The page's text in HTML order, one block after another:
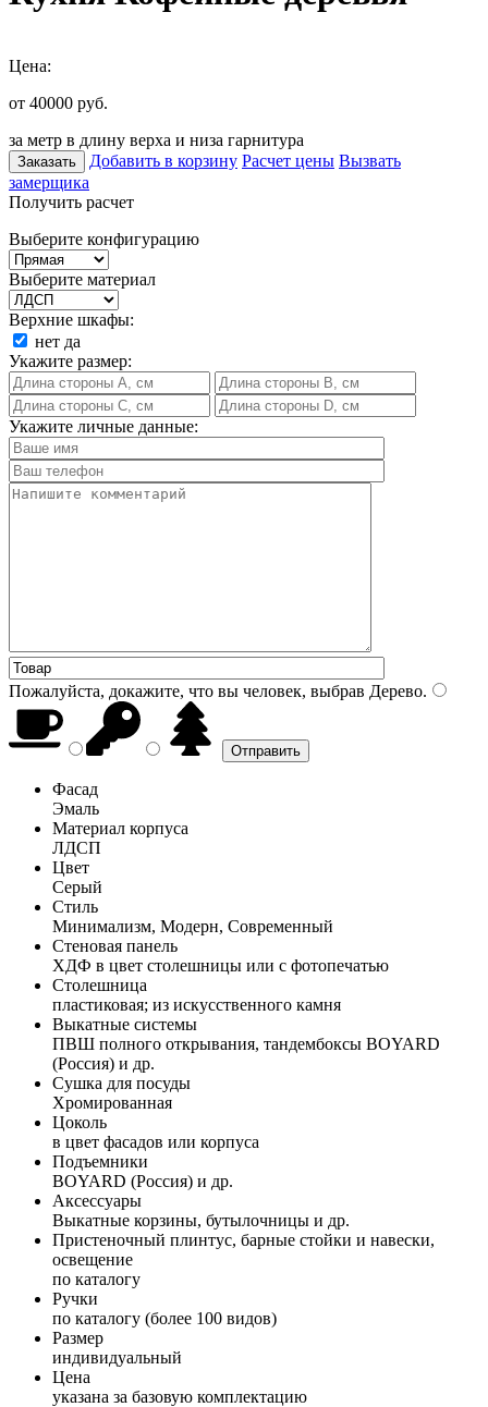
Цена:
от 40000 руб.
за метр в длину верха и низа гарнитура
Заказать Добавить в корзину Расчет цены Вызвать
замерщика
Получить расчет
Выберите конфигурацию
Выберите материал
Верхние шкафы:
нет да
Укажите размер:
Укажите личные данные:
Пожалуйста, докажите, что вы человек, выбрав Дерево.
Фасад
Эмаль
Материал корпуса
ЛДСП
Цвет
Серый
Стиль
Минимализм, Модерн, Современный
Стеновая панель
ХДФ в цвет столешницы или с фотопечатью
Столешница
пластиковая; из искусственного камня
Выкатные системы
ПВШ полного открывания, тандембоксы BOYARD
(Россия) и др.
Сушка для посуды
Хромированная
Цоколь
в цвет фасадов или корпуса
Подъемники
BOYARD (Россия) и др.
Аксессуары
Выкатные корзины, бутылочницы и др.
Пристеночный плинтус, барные стойки и навески,
освещение
по каталогу
Ручки
по каталогу (более 100 видов)
Размер
индивидуальный
Цена
указана за базовую комплектацию